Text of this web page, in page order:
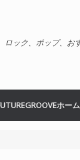
ロック、ポップ、お
ホーム